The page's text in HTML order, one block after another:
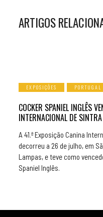
ARTIGOS
EXPOSIÇÕES PORTUGAL
COCKER SPANIEL INGLÊS
INTERNACIONAL DE SINTRA
A 41.ª Exposição Canina
decorreu a 26 de julho, em
Lampas, e teve como
Spaniel Inglês.